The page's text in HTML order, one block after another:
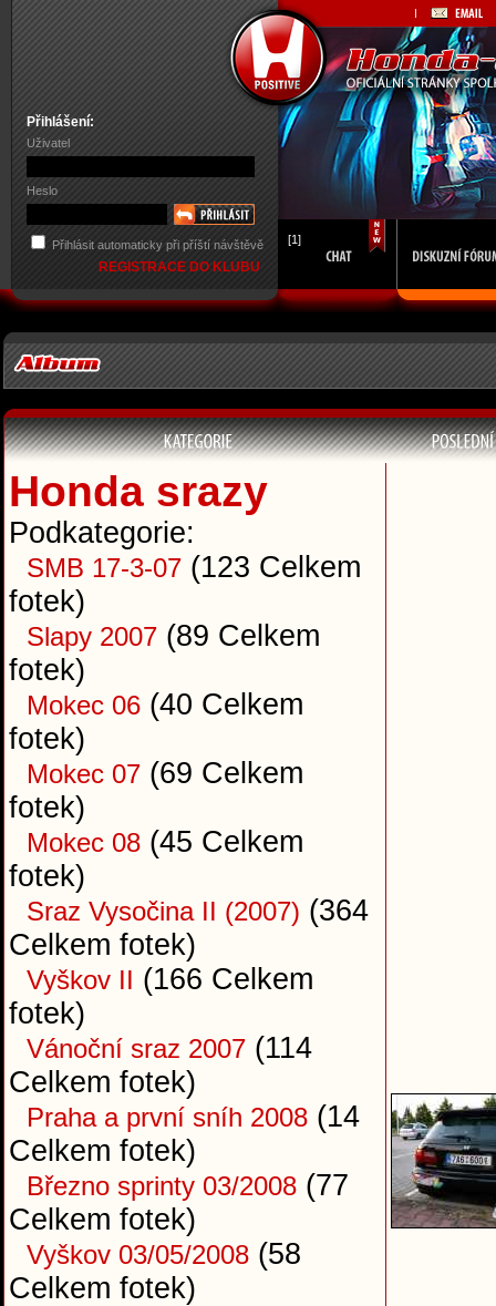
Přihlášení:
Uživatel
Heslo
Přihlásit automaticky při příští návštěvě
REGISTRACE DO KLUBU
[1]
Honda srazy
Podkategorie:
SMB 17-3-07 (123 Celkem
fotek)
Slapy 2007 (89 Celkem
fotek)
Mokec 06 (40 Celkem
fotek)
Mokec 07 (69 Celkem
fotek)
Mokec 08 (45 Celkem
fotek)
Sraz Vysočina II (2007) (364
Celkem fotek)
Vyškov II (166 Celkem
fotek)
Vánoční sraz 2007 (114
Celkem fotek)
Praha a první sníh 2008 (14
Celkem fotek)
Březno sprinty 03/2008 (77
Celkem fotek)
Vyškov 03/05/2008 (58
Celkem fotek)